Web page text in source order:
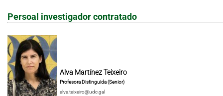
Persoal investigador contratado
Alva Martínez Teixeiro
Profesora Distinguida (Senior)
alva.teixeiro@udc.gal